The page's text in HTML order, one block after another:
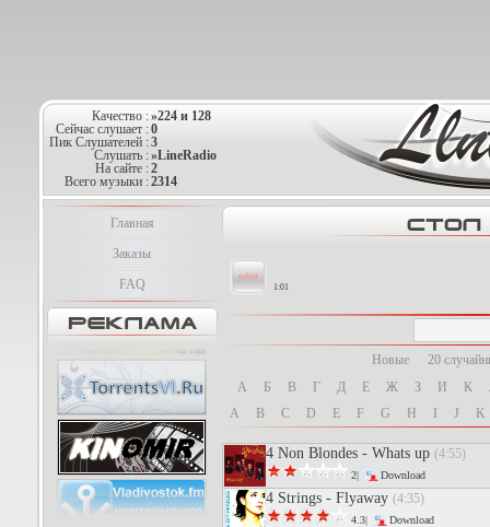
Качество :»224 и 128
Сейчас слушает :0
Пик Слушателей :3
Слушать :»LineRadio
На сайте :2
Всего музыки :2314
Главная
Заказы
FAQ
1:01
Новые
20
А
Б В Г Д Е Ж З И К
A
B C D E F G H J K
4 Non Blondes - Whats up (4:55)
2| Download
4 Strings - Flyaway (4:35)
4.3| Download